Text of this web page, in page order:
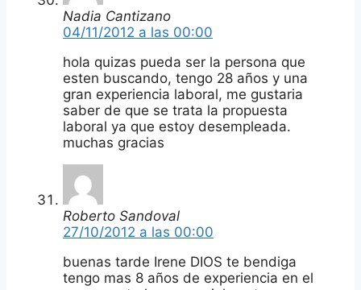
Nadia Cantizano
04/11/2012 a las 00:00
hola quizas pueda ser la persona que
esten buscando, tengo 28 años y una
gran experiencia laboral, me gustaria
saber de que se trata la propuesta
laboral ya que estoy desempleada.
muchas gracias
Roberto Sandoval
27/10/2012 a las 00:00
buenas tarde Irene DIOS te bendiga
tengo mas 8 años de experiencia en el